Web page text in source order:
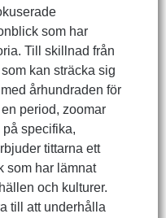
som har
Till skillnad från
kan sträcka sig
århundraden för
period, zoomar
specifika,
tittarna ett
som har lämnat
och kulturer.
till att underhålla